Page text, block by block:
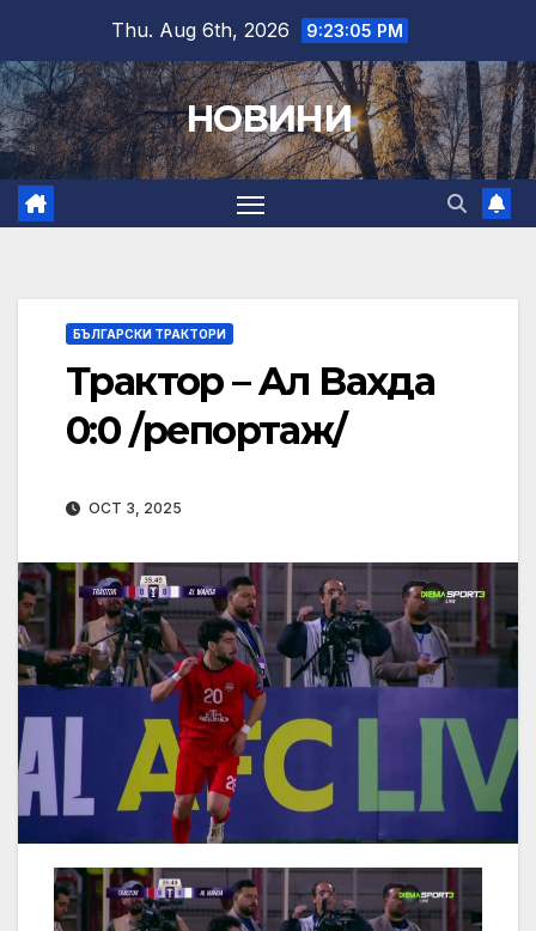
content
Thu. Aug 6th, 2026 9:23:06 PM
НОВИНИ
БЪЛГАРСКИ ТРАКТОРИ
Трактор – Aл Вахда
0:0 /репортаж/
OCT 3, 2025